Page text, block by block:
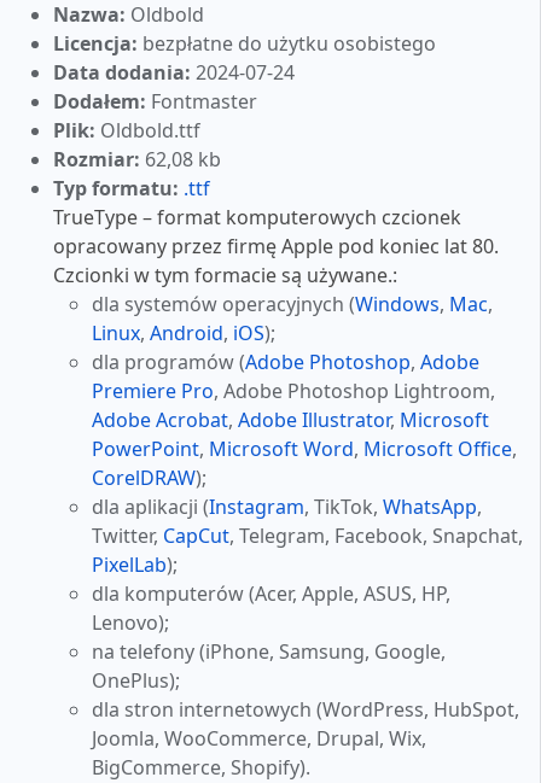
Nazwa: Oldbold
Licencja: bezpłatne do użytku osobistego
Data dodania: 2024-07-24
Dodałem: Fontmaster
Plik: Oldbold.ttf
Rozmiar: 62,08 kb
Typ formatu: .ttf
TrueType – format komputerowych czcionek
opracowany przez firmę Apple pod koniec lat 80.
Czcionki w tym formacie są używane.:
dla systemów operacyjnych (Windows, Mac,
Linux, Android, iOS);
dla programów (Adobe Photoshop, Adobe
Premiere Pro, Adobe Photoshop Lightroom,
Adobe Acrobat, Adobe Illustrator, Microsoft
PowerPoint, Microsoft Word, Microsoft Office,
CorelDRAW);
dla aplikacji (Instagram, TikTok, WhatsApp,
Twitter, CapCut, Telegram, Facebook, Snapchat,
PixelLab);
dla komputerów (Acer, Apple, ASUS, HP,
Lenovo);
na telefony (iPhone, Samsung, Google,
OnePlus);
dla stron internetowych (WordPress, HubSpot,
Joomla, WooCommerce, Drupal, Wix,
BigCommerce, Shopify).